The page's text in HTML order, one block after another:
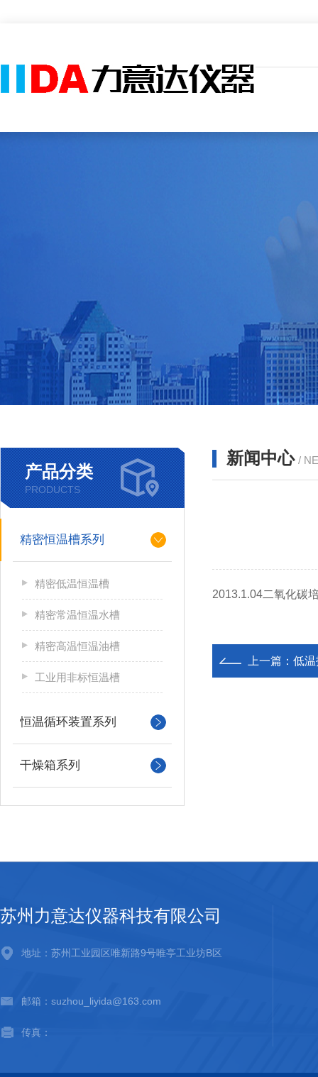
产品分类
PRODUCTS
精密恒温槽系列
精密低温恒温槽
精密常温恒温水槽
精密高温恒温油槽
工业用非标恒温槽
恒温循环装置系列
干燥箱系列
新闻中心 /
2013.1.04二氧化碳
上一篇： 低
苏州力意达仪器科技有限公司
地址：苏州工业园区唯新路9号唯亭工业坊B区
邮箱：suzhou_liyida@163.com
传真：